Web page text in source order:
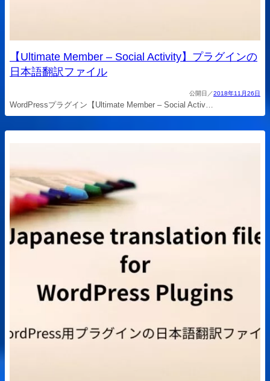
【Ultimate Member – Social Activity】プラグインの
日本語翻訳ファイル
2018年11月26日
WordPressプラグイン【Ultimate Member – Social Activ…